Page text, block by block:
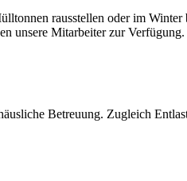
rausstellen oder im
unsere Mitarbeiter zur
Betreuung. Zugleich